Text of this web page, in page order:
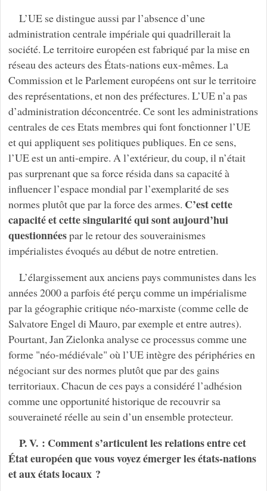
L’UE se distingue aussi par l’absence d’une
administration centrale impériale qui quadrillerait la
société. Le territoire européen est fabriqué par la mise en
réseau des acteurs des États-nations eux-mêmes. La
Commission et le Parlement européens ont sur le territoire
des représentations, et non des préfectures. L’UE n’a pas
d’administration déconcentrée. Ce sont les administrations
centrales de ces Etats membres qui font fonctionner l’UE
et qui appliquent ses politiques publiques. En ce sens,
l’UE est un anti-empire. A l’extérieur, du coup, il n’était
pas surprenant que sa force résida dans sa capacité à
influencer l’espace mondial par l’exemplarité de ses
normes plutôt que par la force des armes. C’est cette
capacité et cette singularité qui sont aujourd’hui
questionnéespar le retour des souverainismes
impérialistes évoqués au début de notre entretien.
L’élargissement aux anciens pays communistes dans les
années 2000 a parfois été perçu comme un impérialisme
par la géographie critique néo-marxiste (comme celle de
Salvatore Engel di Mauro, par exemple et entre autres).
Pourtant, Jan Zielonka analyse ce processus comme une
forme "néo-médiévale" où l’UE intègre des périphéries en
négociant sur des normes plutôt que par des gains
territoriaux. Chacun de ces pays a considéré l’adhésion
comme une opportunité historique de recouvrir sa
souveraineté réelle au sein d’un ensemble protecteur.
P. V. : Comment s’articulent les relations entre cet
État européen que vous voyez émerger les états-nations
et aux états locaux ?